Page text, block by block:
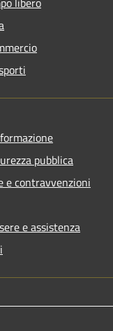
pubblica
e contravvenzioni
e assistenza